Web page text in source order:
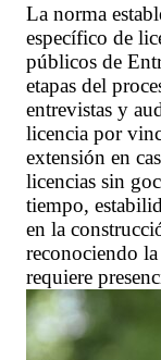
La norma
específico de
públicos de
etapas del
entrevistas y
licencia por
extensión en
licencias sin
tiempo,
en la
reconociendo
requiere